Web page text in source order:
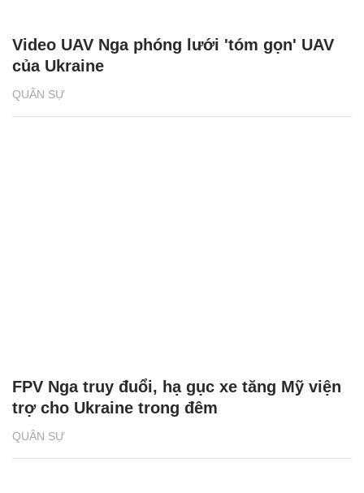
QUÂN SỰ
Video UAV Nga phóng lưới 'tóm gọn' UAV
của Ukraine
QUÂN SỰ
FPV Nga truy đuổi, hạ gục xe tăng Mỹ viện
trợ cho Ukraine trong đêm